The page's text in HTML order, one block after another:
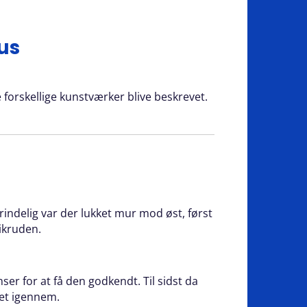
kunstværker blive beskrevet.
var der lukket mur mod øst, først
for at få den godkendt. Til sidst da
igennem.